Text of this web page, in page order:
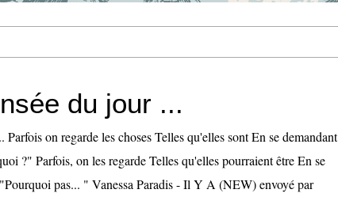
du jour ...
Parfois on regarde les choses Telles qu'elles sont En se demandant
?" Parfois, on les regarde Telles qu'elles pourraient être En se
pas... " Vanessa Paradis - Il Y A (NEW) envoyé par